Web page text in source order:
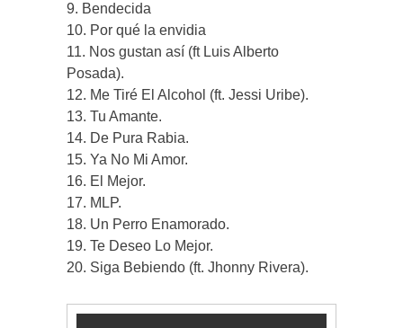
9. Bendecida
10. Por qué la envidia
11. Nos gustan así (ft Luis Alberto
Posada).
12. Me Tiré El Alcohol (ft. Jessi Uribe).
13. Tu Amante.
14. De Pura Rabia.
15. Ya No Mi Amor.
16. El Mejor.
17. MLP.
18. Un Perro Enamorado.
19. Te Deseo Lo Mejor.
20. Siga Bebiendo (ft. Jhonny Rivera).